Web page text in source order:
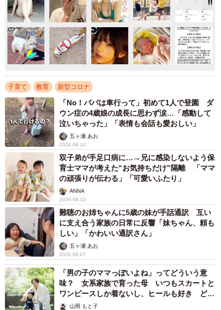
子育て 教育 新型コロナ
「No！パパは車行って」初めて1人で登園 ダ
ウン症の4歳娘の成長に思わず涙…「感動して
泣いちゃった」「表情も会話も愛おしい」
五ヶ瀬 あお
2026.08.10
双子弟が手足口病に…→兄に感染しないよう保
育士ママが考えた“お気持ちだけ”隔離 「ママ
の頑張りが伝わる」「可愛いふたり」
ANNA
2026.08.10
難聴のお姉ちゃんに5歳の妹が手話通訳 互い
に支え合う家族の日常に反響「妹ちゃん、頼も
しい」「かわいい通訳さん」
五ヶ瀬 あお
2026.08.07
「男の子のママっぽいよね」ってどういう意
味？ 女系家族で育った母 いつもスカートと
ワンピースしか着ないし、ヒールも好き どの
へんが…
山岡 もと子